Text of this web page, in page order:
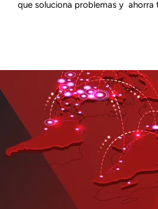
que soluciona problemas y ahorra